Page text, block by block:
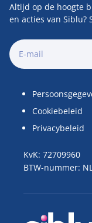
Altijd op de hoogte
en acties van
KvK: 72709960
BTW-nummer:
Cookiebeleid
Privacybeleid